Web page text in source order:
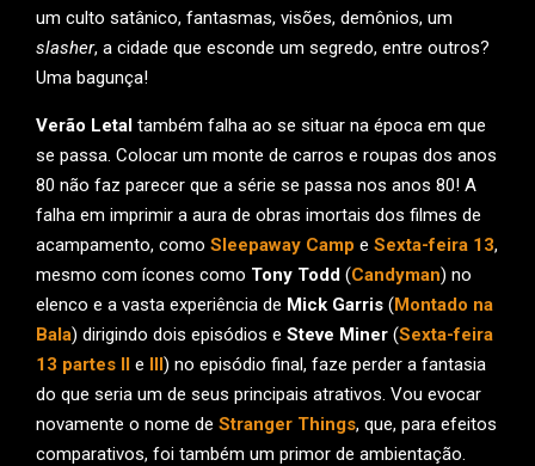
um culto satânico, fantasmas, visões, demônios, um
slasher, a cidade que esconde um segredo, entre outros?
Uma bagunça!
Verão Letal também falha ao se situar na época em que
se passa. Colocar um monte de carros e roupas dos anos
80 não faz parecer que a série se passa nos anos 80! A
falha em imprimir a aura de obras imortais dos filmes de
acampamento, como Sleepaway Camp e Sexta-feira 13,
mesmo com ícones como Tony Todd (Candyman) no
elenco e a vasta experiência de Mick Garris (Montado na
Bala) dirigindo dois episódios e Steve Miner (Sexta-feira
13 partes II e III) no episódio final, faze perder a fantasia
do que seria um de seus principais atrativos. Vou evocar
novamente o nome de Stranger Things, que, para efeitos
comparativos, foi também um primor de ambientação.